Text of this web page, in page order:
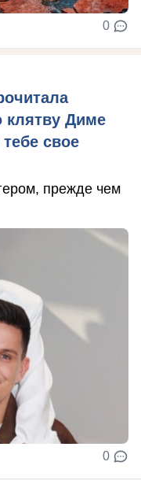
0
клятву Диме
свое
прежде чем
0